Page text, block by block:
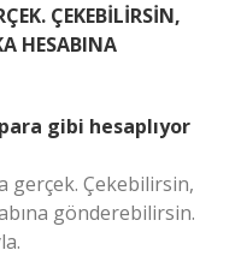
ÇEKEBİLİRSİN,
HESABINA
gibi hesaplıyor
gerçek. Çekebilirsin,
gönderebilirsin.